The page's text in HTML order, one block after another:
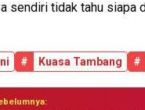
sendiri tidak tahu siapa
# Kuasa Tambang #